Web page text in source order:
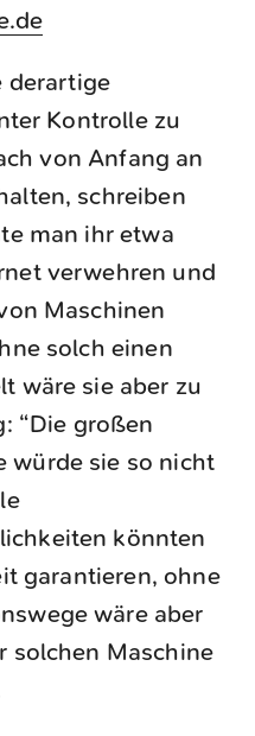
derartige
Kontrolle zu
von Anfang an
schreiben
man ihr etwa
verwehren und
Maschinen
solch einen
wäre sie aber zu
“Die großen
würde sie so nicht
könnten
garantieren, ohne
wäre aber
solchen Maschine